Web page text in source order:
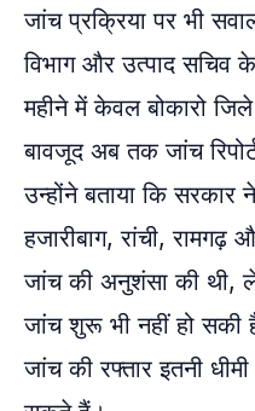
जांच प्रक्रिया पर भी
विभाग और उत्पाद सचिव
महीने में केवल बोकारो
बावजूद अब तक जांच
उन्होंने बताया कि सरकार
हजारीबाग, रांची,
जांच की अनुशंसा की थी,
जांच शुरू भी नहीं हो सकी
जांच की रफ्तार इतनी